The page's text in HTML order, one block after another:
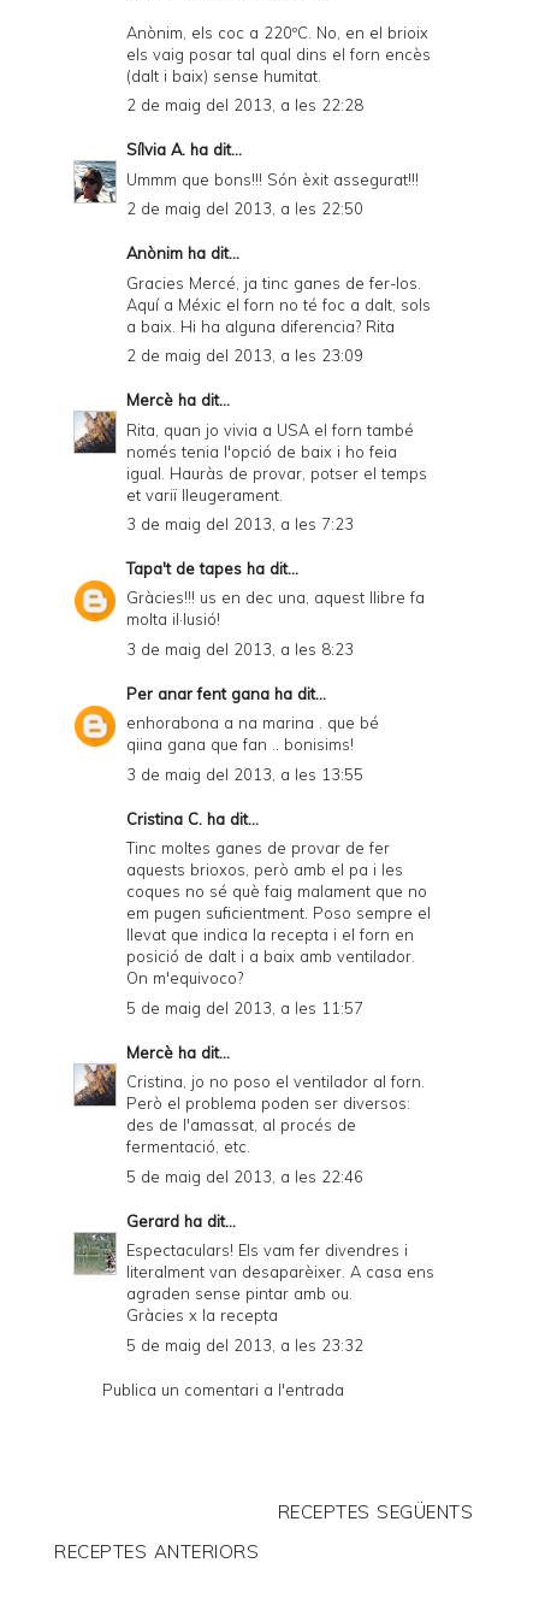
Anònim, els coc a 220ºC. No, en el brioix
els vaig posar tal qual dins el forn encès
(dalt i baix) sense humitat.
2 de maig del 2013, a les 22:28
Sílvia A. ha dit...
Ummm que bons!!! Són èxit assegurat!!!
2 de maig del 2013, a les 22:50
Anònim ha dit...
Gracies Mercé, ja tinc ganes de fer-los.
Aquí a Méxic el forn no té foc a dalt, sols
a baix. Hi ha alguna diferencia? Rita
2 de maig del 2013, a les 23:09
Mercè ha dit...
Rita, quan jo vivia a USA el forn també
només tenia l'opció de baix i ho feia
igual. Hauràs de provar, potser el temps
et variï lleugerament.
3 de maig del 2013, a les 7:23
Tapa't de tapes ha dit...
Gràcies!!! us en dec una, aquest llibre fa
molta il·lusió!
3 de maig del 2013, a les 8:23
Per anar fent gana ha dit...
enhorabona a na marina . que bé
qiina gana que fan .. bonisims!
3 de maig del 2013, a les 13:55
Cristina C. ha dit...
Tinc moltes ganes de provar de fer
aquests brioxos, però amb el pa i les
coques no sé què faig malament que no
em pugen suficientment. Poso sempre el
llevat que indica la recepta i el forn en
posició de dalt i a baix amb ventilador.
On m'equivoco?
5 de maig del 2013, a les 11:57
Mercè ha dit...
Cristina, jo no poso el ventilador al forn.
Però el problema poden ser diversos:
des de l'amassat, al procés de
fermentació, etc.
5 de maig del 2013, a les 22:46
Gerard ha dit...
Espectaculars! Els vam fer divendres i
literalment van desaparèixer. A casa ens
agraden sense pintar amb ou.
Gràcies x la recepta
5 de maig del 2013, a les 23:32
Publica un comentari a l'entrada
RECEPTES SEGÜENTS
RECEPTES ANTERIORS